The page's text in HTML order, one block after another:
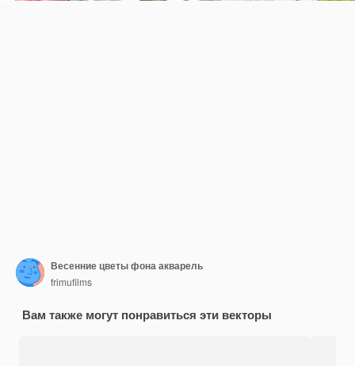
Весенние цветы фона акварель
frimufilms
Вам также могут понравиться эти векторы